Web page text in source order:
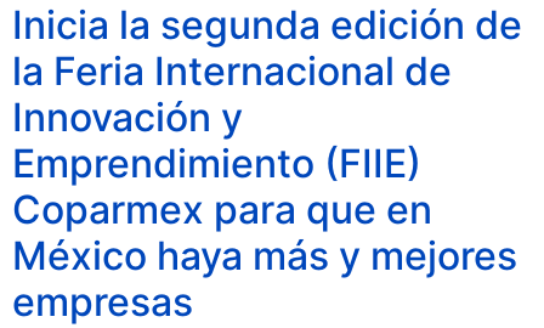
Inicia la segunda edición de
la Feria Internacional de
Innovación y
Emprendimiento (FIIE)
Coparmex para que en
México haya más y mejores
empresas